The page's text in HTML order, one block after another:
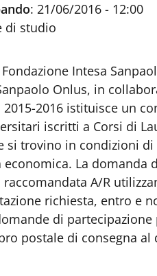
: 21/06/2016 - 12:00
di studio
Intesa
Onlus, in
2015-2016 istituisce un
iscritti a Corsi di
si trovino in condizioni
La domanda
raccomandata A/R
richiesta, entro e
di
postale di consegna al